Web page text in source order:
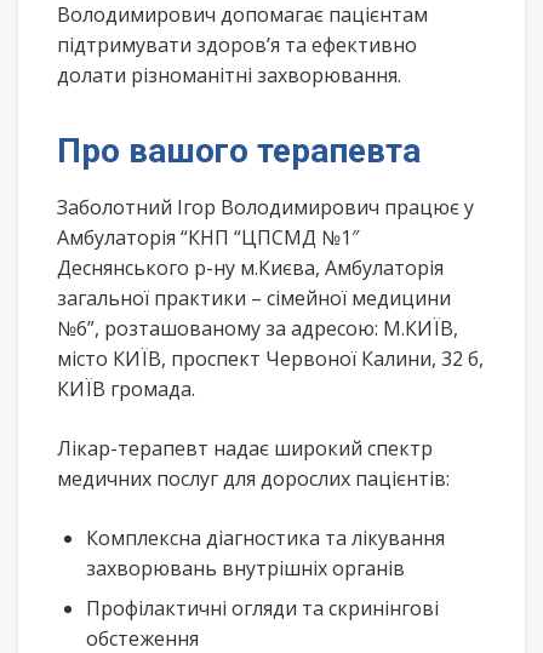
Володимирович допомагає пацієнтам
підтримувати здоров’я та ефективно
долати різноманітні захворювання.
Про вашого терапевта
Заболотний Ігор Володимирович працює у
Амбулаторія “КНП “ЦПСМД №1″
Деснянського р-ну м.Києва, Амбулаторія
загальної практики – сімейної медицини
№6”, розташованому за адресою: М.КИЇВ,
місто КИЇВ, проспект Червоної Калини, 32 б,
КИЇВ громада.
Лікар-терапевт надає широкий спектр
медичних послуг для дорослих пацієнтів:
Комплексна діагностика та лікування
захворювань внутрішніх органів
Профілактичні огляди та скринінгові
обстеження